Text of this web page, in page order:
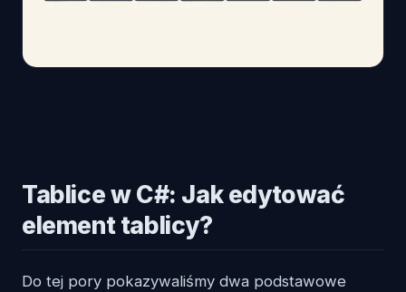
Tablice w C#: Jak edytować
element tablicy?
Do tej pory pokazywaliśmy dwa podstawowe